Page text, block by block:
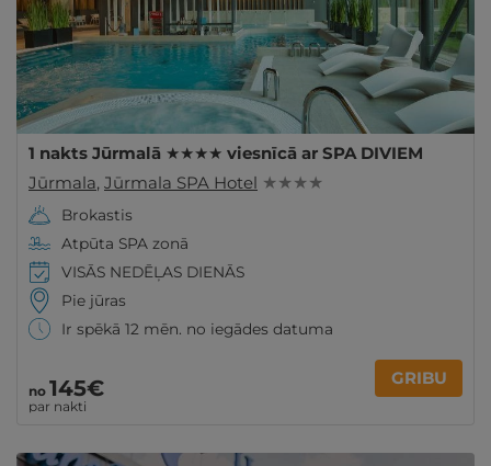
1 nakts Jūrmalā ★★★★ viesnīcā ar SPA DIVIEM
Jūrmala, Jūrmala SPA Hotel ★ ★ ★ ★
Brokastis
Atpūta SPA zonā
VISĀS NEDĒĻAS DIENĀS
Pie jūras
Ir spēkā 12 mēn. no iegādes datuma
no 145€
par nakti
GRIBU